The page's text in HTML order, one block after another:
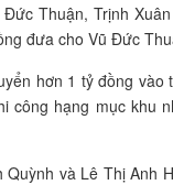
Thuận, Trịnh
đưa cho Vũ Đức
hơn 1 tỷ đồng vào
công hạng mục khu
và Lê Thị Anh